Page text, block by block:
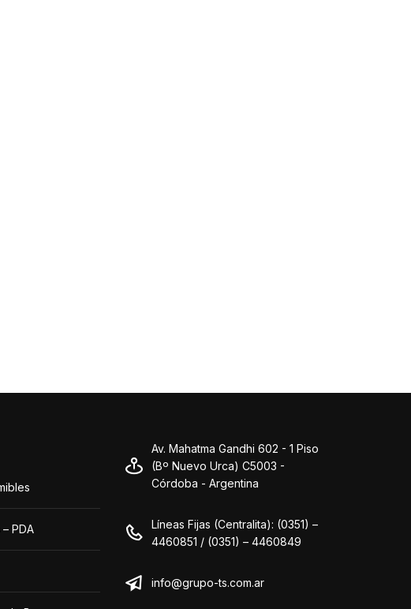
PDA
Av. Mahatma Gandhi 602 - 1 Piso
(Bº Nuevo Urca) C5003 -
Córdoba - Argentina
Líneas Fijas (Centralita): (0351) –
4460851 / (0351) – 4460849
info@grupo-ts.com.ar